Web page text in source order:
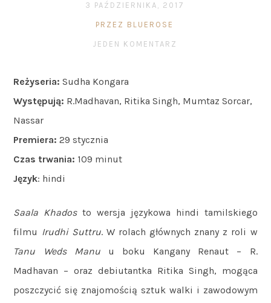
3 PAŹDZIERNIKA, 2017
PRZEZ BLUEROSE
JEDEN KOMENTARZ
Reżyseria: Sudha Kongara
Występują: R.Madhavan, Ritika Singh, Mumtaz Sorcar,
Nassar
Premiera: 29 stycznia
Czas trwania: 109 minut
Język: hindi
Saala Khadosto wersja językowa hindi tamilskiego
filmu Irudhi Suttru. W rolach głównych znany z roli w
Tanu Weds Manuu boku Kangany Renaut – R.
Madhavan – oraz debiutantka Ritika Singh, mogąca
poszczycić się znajomością sztuk walki i zawodowym